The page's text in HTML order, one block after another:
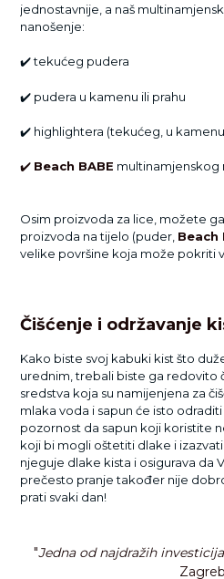
jednostavnije, a naš
nanošenje:
✔️ tekućeg pudera
✔️ pudera u kamenu ili prahu
✔️ highlightera (tekućeg, u
✔️ Beach BABE multinamjenskog
Osim proizvoda za lice, možete
proizvoda na tijelo (puder, Beach
velike površine koja može pokriti
Čišćenje i održavanje
Kako biste svoj kabuki kist što
urednim, trebali biste ga redovito
sredstva koja su namijenjena za
mlaka voda i sapun će isto
pozornost da sapun koji koristite
koji bi mogli oštetiti dlake i
njeguje dlake kista i osigurava da
prečesto pranje također nije
prati svaki dan!
"Jedna od najdražih